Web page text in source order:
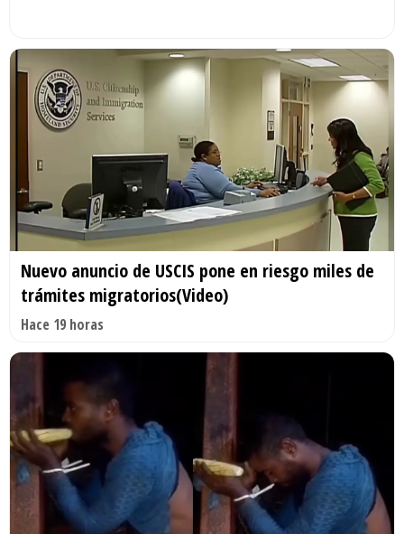
Nuevo anuncio de USCIS pone en riesgo miles de
trámites migratorios(Video)
Hace 19 horas